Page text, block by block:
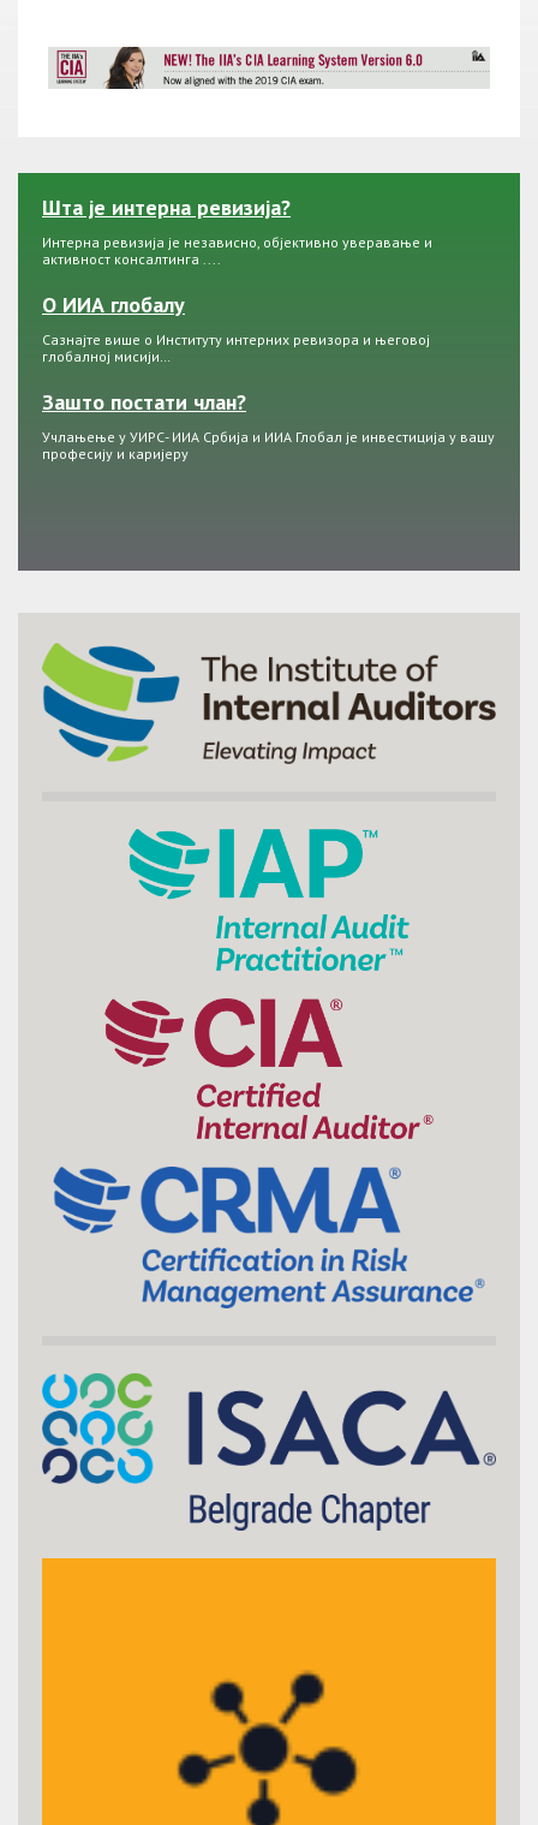
Шта је интерна ревизија?
Интерна ревизија је независно, објективно уверавање и
активност консалтинга ....
О ИИА глобалу
Сазнајте више о Институту интерних ревизора и његовој
глобалној мисији…
Зашто постати члан?
Учлањење у УИРС- ИИА Србија и ИИА Глобал је инвестиција у вашу
професију и каријеру